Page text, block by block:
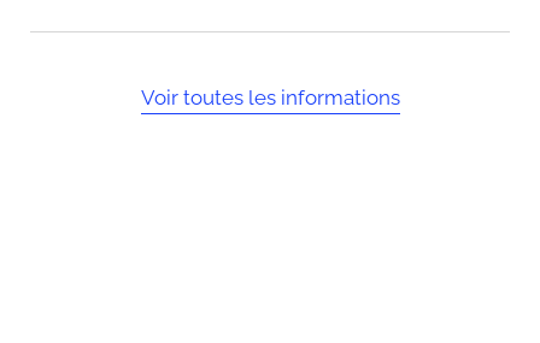
Voir toutes les informations